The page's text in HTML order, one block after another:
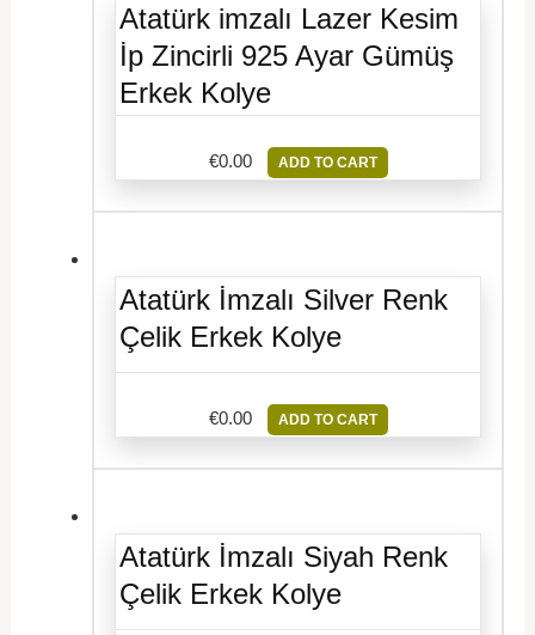
Atatürk imzalı Lazer Kesim
İp Zincirli 925 Ayar Gümüş
Erkek Kolye
€0.00 ADD TO CART
Atatürk İmzalı Silver Renk
Çelik Erkek Kolye
€0.00 ADD TO CART
Atatürk İmzalı Siyah Renk
Çelik Erkek Kolye